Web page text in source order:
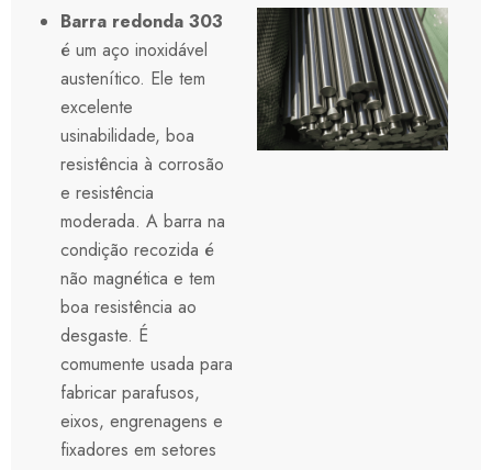
Barra redonda 303
é um aço inoxidável
austenítico. Ele tem
excelente
usinabilidade, boa
resistência à corrosão
e resistência
moderada. A barra na
condição recozida é
não magnética e tem
boa resistência ao
desgaste. É
comumente usada para
fabricar parafusos,
eixos, engrenagens e
fixadores em setores